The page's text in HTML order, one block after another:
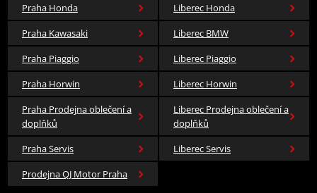
Praha Honda
Liberec Honda
Praha Kawasaki
Liberec BMW
Praha Piaggio
Liberec Piaggio
Praha Horwin
Liberec Horwin
Praha Prodejna oblečení a
doplňků
Liberec Prodejna oblečení a
doplňků
Praha Servis
Liberec Servis
Prodejna QJ Motor Praha